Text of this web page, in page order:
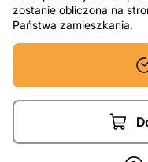
zostanie obliczona na
Państwa zamieszkania.